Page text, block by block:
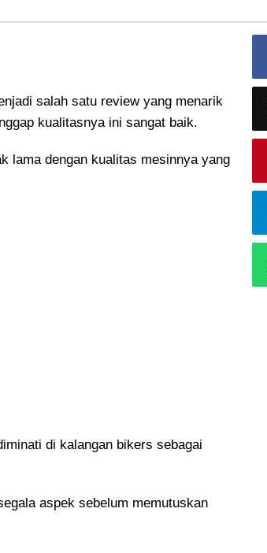
salah satu review yang menarik
kualitasnya ini sangat baik.
lama dengan kualitas mesinnya yang
di kalangan bikers sebagai
aspek sebelum memutuskan